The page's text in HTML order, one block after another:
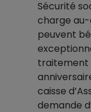
Sécurité
charge au-
peuvent
traitement
caisse
demande